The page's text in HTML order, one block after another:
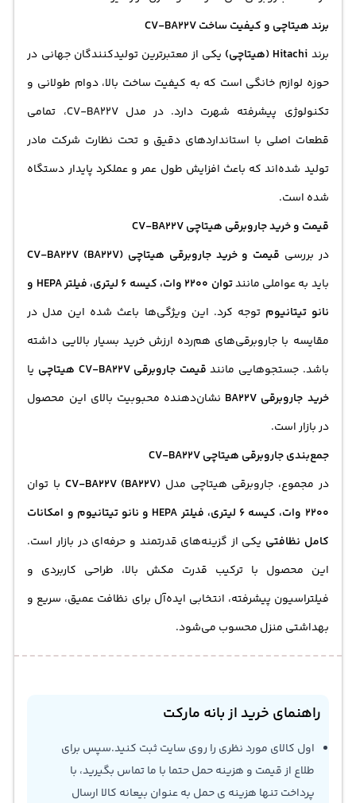
برند هیتاچی و کیفیت ساخت CV-BA22V
برند Hitachi (هیتاچی)
یکی از معتبرترین تولیدکنندگان جهانی در
حوزه لوازم خانگی است که به کیفیت ساخت بالا، دوام طولانی و
تکنولوژی پیشرفته شهرت دارد. در مدل CV-BA22V، تمامی
قطعات اصلی با استانداردهای دقیق و تحت نظارت شرکت مادر
تولید شده‌اند که باعث افزایش طول عمر و عملکرد پایدار دستگاه
شده است.
قیمت و خرید جاروبرقی هیتاچی CV-BA22V
در بررسی قیمت و خرید جاروبرقی هیتاچی CV-BA22V (BA22V)
باید به عواملی مانند
توان 2200 وات، کیسه 6 لیتری، فیلتر HEPA و
نانو تیتانیوم توجه کرد. این ویژگی‌ها باعث شده این مدل در
مقایسه با جاروبرقی‌های هم‌رده ارزش خرید بسیار بالایی داشته
باشد. جستجوهایی مانند قیمت جاروبرقی CV-BA22V هیتاچی
یا
خرید جاروبرقی BA22V
نشان‌دهنده محبوبیت بالای این محصول
در بازار است.
جمع‌بندی جاروبرقی هیتاچی CV-BA22V
در مجموع، جاروبرقی هیتاچی مدل CV-BA22V (BA22V) با توان
2200 وات، کیسه 6 لیتری، فیلتر HEPA و نانو تیتانیوم و امکانات
کامل نظافتی یکی از گزینه‌های قدرتمند و حرفه‌ای در بازار است.
این محصول با ترکیب قدرت مکش بالا، طراحی کاربردی و
فیلتراسیون پیشرفته، انتخابی ایده‌آل برای نظافت عمیق، سریع و
بهداشتی منزل محسوب می‌شود.
راهنمای خرید از بانه مارکت
اول کالای مورد نظری را روی سایت ثبت کنید.سپس برای
طلاع از قیمت و هزینه حمل حتما با ما تماس بگیرید، با
پرداخت تنها هزینه ی حمل به عنوان بیعانه کالا ارسال